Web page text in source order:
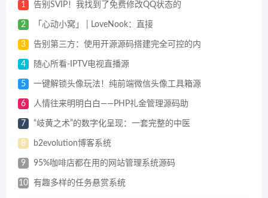
1 告别SVIP！我找到了免费修改QQ状态的
2 「心动小窝」 | LoveNook：直接
3 告别第三方：使用开源源码搭建完全可控的内
4 随心所看-IPTV电视直播源
5 一键解锁头像玩法！纯前端微信头像工具箱源
6 人情往来明明白白——PHP礼金管理源码助
7 “岐黄之术”的数字化呈现：一套完整的中医
8 b2evolution博客系统
9 95%咖啡店都在用的网站管理系统源码
10 有趣多样的任务悬赏系统